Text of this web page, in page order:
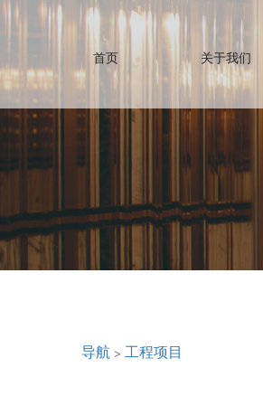
首页 关于我们
导航 > 工程项目